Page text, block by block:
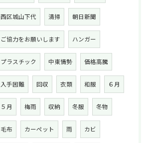
西区城山下代 清掃 朝日新聞
ご協力をお願いします ハンガー
プラスチック 中東情勢 価格高騰
入手困難 回収 衣類 和服 ６月
５月 梅雨 収納 冬服 冬物
毛布 カーペット 雨 カビ